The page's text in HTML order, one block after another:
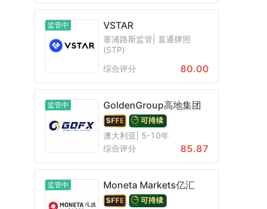
监管中 VSTAR
塞浦路斯监管| 直通牌照
(STP)
综合评分
80.00
监管中 GoldenGroup高地集团
澳大利亚| 5-10年
综合评分
85.87
监管中 Moneta Markets亿汇